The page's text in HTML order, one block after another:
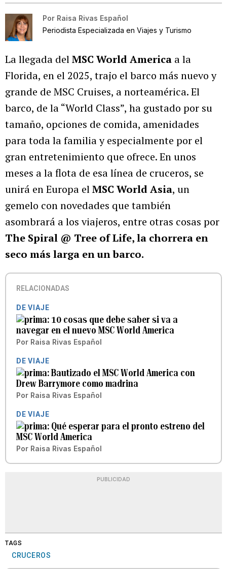
Por Raisa Rivas Español
Periodista Especializada en Viajes y Turismo
La llegada delMSC World America a la
Florida, en el 2025, trajo el barco más nuevo y
grande de MSC Cruises, a norteamérica. El
barco, de la “World Class”, ha gustado por su
tamaño, opciones de comida, amenidades
para toda la familia y especialmente por el
gran entretenimiento que ofrece. En unos
meses a la flota de esa línea de cruceros, se
unirá en Europa elMSC World Asia, un
gemelo con novedades que también
asombrará a los viajeros, entre otras cosas por
The Spiral @ Tree of Life, la chorrera en
seco más larga en un barco.
RELACIONADAS
DE VIAJE
10 cosas que debe saber si va a
navegar en el nuevo MSC World America
Por Raisa Rivas Español
DE VIAJE
Bautizado el MSC World America con
Drew Barrymore como madrina
Por Raisa Rivas Español
DE VIAJE
Qué esperar para el pronto estreno del
MSC World America
Por Raisa Rivas Español
PUBLICIDAD
TAGS
CRUCEROS